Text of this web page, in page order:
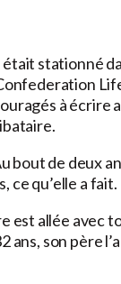
stationné
à écrire
bout de deux
ce qu’elle a fait.
allée avec
son père